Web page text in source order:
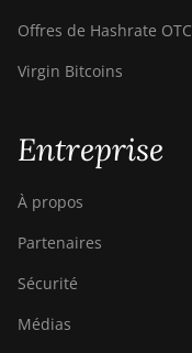
Offres de Hashrate OTC
Virgin Bitcoins
Entreprise
À propos
Partenaires
Sécurité
Médias